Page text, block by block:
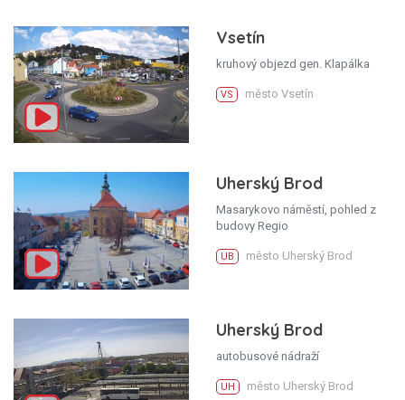
Vsetín
kruhový objezd gen. Klapálka
VS město Vsetín
Uherský Brod
Masarykovo náměstí, pohled z
budovy Regio
UB město Uherský Brod
Uherský Brod
autobusové nádraží
UH město Uherský Brod